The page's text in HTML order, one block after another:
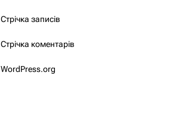
Стрічка записів
Стрічка коментарів
WordPress.org